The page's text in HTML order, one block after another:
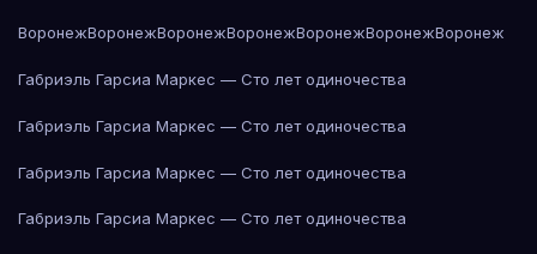
ВоронежВоронежВоронежВоронежВоронежВоронежВоронеж
Габриэль Гарсиа Маркес — Сто лет одиночества
Габриэль Гарсиа Маркес — Сто лет одиночества
Габриэль Гарсиа Маркес — Сто лет одиночества
Габриэль Гарсиа Маркес — Сто лет одиночества